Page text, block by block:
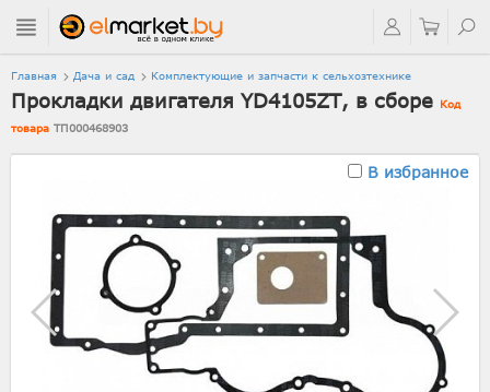
Главная Дача и сад Комплектующие и запчасти к сельхозтехнике
Прокладки двигателя YD4105ZT, в сборе Код
товара ТП000468903
В избранное